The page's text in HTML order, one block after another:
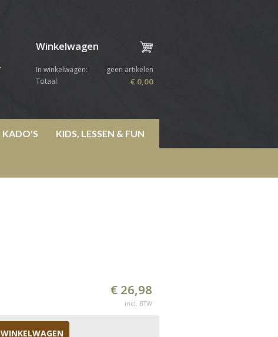
Winkelwagen
In winkelwagen:
geen artikelen
Totaal:
€ 0,00
KADO'S KIDS, LESSEN & FUN
€ 26,98
incl. BTW
WINKELWAGEN